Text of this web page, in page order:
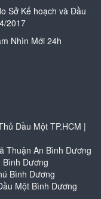
Sở Kế hoạch và Đầu
2017
Nhìn Mới 24h
Dầu Một TP.HCM |
Thuận An Bình Dương
Bình Dương
Bình Dương
Một Bình Dương